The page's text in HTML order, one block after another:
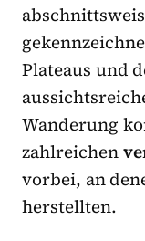
Plateaus und
Wanderung
zahlreichen
vorbei, an
herstellten.